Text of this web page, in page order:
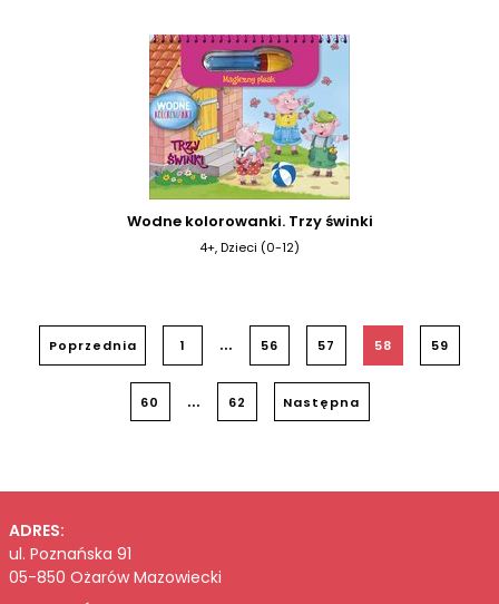
Wodne kolorowanki. Trzy świnki
4+, Dzieci (0-12)
Poprzednia 1 ... 56 57 58 59
60 ... 62 Następna
ADRES:
ul. Poznańska 91
05-850 Ożarów Mazowiecki